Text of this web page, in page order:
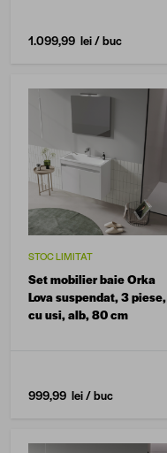
1.099,99 lei/ buc
STOC LIMITAT
Set mobilier baie Orka
Lova suspendat, 3 piese,
cu usi, alb, 80 cm
999,99 lei/ buc